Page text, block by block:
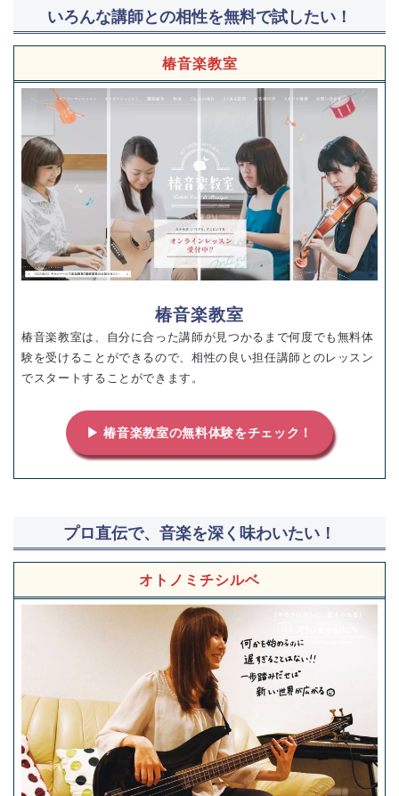
いろんな講師との相性を無料で試したい！
椿音楽教室
椿音楽教室
椿音楽教室は、自分に合った講師が見つかるまで何度でも無料体
験を受けることができるので、相性の良い担任講師とのレッスン
でスタートすることができます。
▶ 椿音楽教室の無料体験をチェック！
プロ直伝で、音楽を深く味わいたい！
オトノミチシルベ